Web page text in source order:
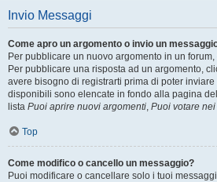
Invio Messaggi
Come apro un argomento o invio un
Per pubblicare un nuovo argomento in un forum,
Per pubblicare una risposta ad un argomento,
avere bisogno di registrarti prima di poter
disponibili sono elencate in fondo alla pagina
lista Puoi aprire nuovi argomenti, Puoi votare
Top
Come modifico o cancello un messaggio?
Puoi modificare o cancellare solo i tuoi